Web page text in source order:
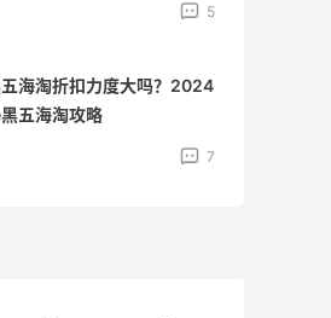
5
海淘折扣力度大吗？2024
五海淘攻略
7